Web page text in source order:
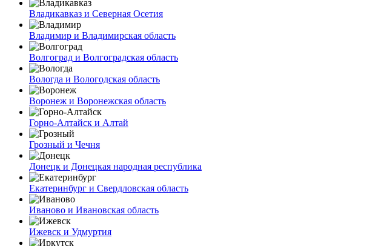
Владикавказ и Северная Осетия
Владимир и Владимирская область
Волгоград и Волгоградская область
Вологда и Вологодская область
Воронеж и Воронежская область
Горно-Алтайск и Алтай
Грозный и Чечня
Донецк и Донецкая народная республика
Екатеринбург и Свердловская область
Иваново и Ивановская область
Ижевск и Удмуртия